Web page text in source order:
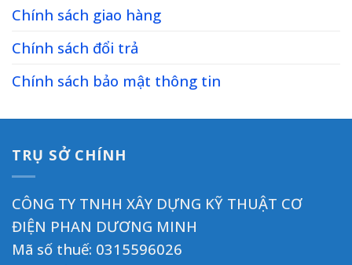
Chính sách giao hàng
Chính sách đổi trả
Chính sách bảo mật thông tin
TRỤ SỞ CHÍNH
CÔNG TY TNHH XÂY DỰNG KỸ THUẬT CƠ
ĐIỆN PHAN DƯƠNG MINH
Mã số thuế: 0315596026